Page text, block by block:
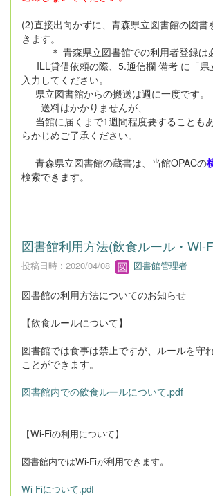
(2)直接出向かずに、青森県立図書館の図書
きます。
＊ 青森県立図書館での利用者登録は
ILL貸借依頼の際、5.通信欄 備考 に「県
入力してください。
県立図書館からの搬送は週に一度です。
送料はかかりませんが、
当館に届くまで1週間程度要することも
らかじめご了承ください。
青森県立図書館の蔵書は、当館OPACの
検索できます。
図書館利用方法(飲食ルール・Wi-
投稿日時 : 2020/04/08 図書館管理者
図書館の利用方法についてのお知らせ
【飲食ルールについて】
図書館では食事は禁止ですが、ルールを守
ことができます。
図書館内での飲食ルールについて.pdf
【Wi-Fiの利用について】
図書館内ではWi-Fiが利用できます。
Wi-Fiについて.pdf